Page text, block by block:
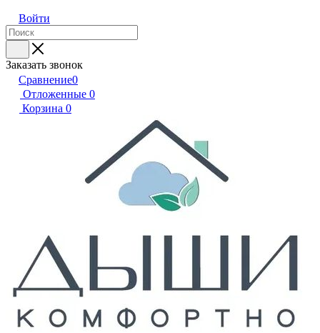
Войти
Заказать звонок
Сравнение0
Отложенные 0
Корзина 0